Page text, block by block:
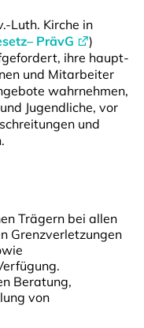
Luth. Kirche in
PrävG
)
ihre haupt-
und Mitarbeiter
wahrnehmen,
Jugendliche, vor
und
Trägern bei allen
Grenzverletzungen
Beratung,
von